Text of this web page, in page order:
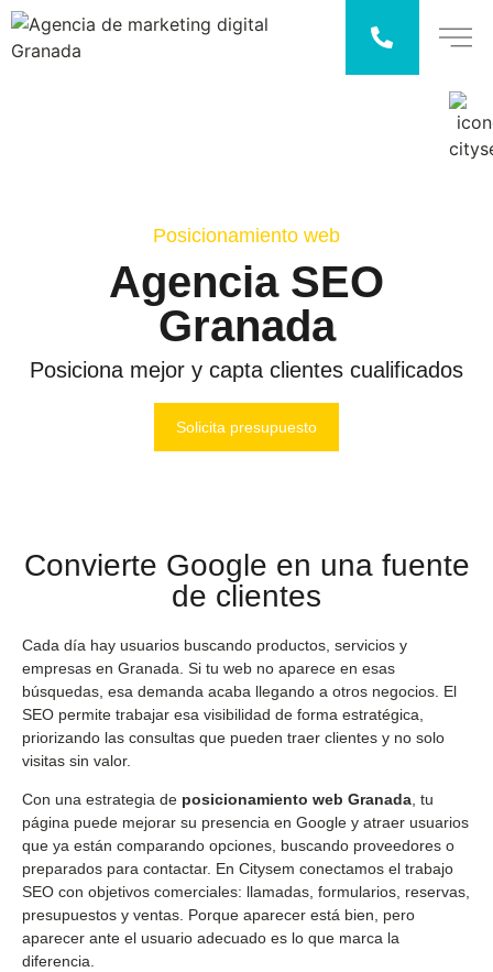
Posicionamiento web
Agencia SEO
Granada
Posiciona mejor y capta clientes cualificados
Solicita presupuesto
Convierte Google en una fuente
de clientes
Cada día hay usuarios buscando productos, servicios y
empresas en Granada. Si tu web no aparece en esas
búsquedas, esa demanda acaba llegando a otros negocios. El
SEO permite trabajar esa visibilidad de forma estratégica,
priorizando las consultas que pueden traer clientes y no solo
visitas sin valor.
Con una estrategia de posicionamiento web Granada, tu
página puede mejorar su presencia en Google y atraer usuarios
que ya están comparando opciones, buscando proveedores o
preparados para contactar. En Citysem conectamos el trabajo
SEO con objetivos comerciales: llamadas, formularios, reservas,
presupuestos y ventas. Porque aparecer está bien, pero
aparecer ante el usuario adecuado es lo que marca la
diferencia.